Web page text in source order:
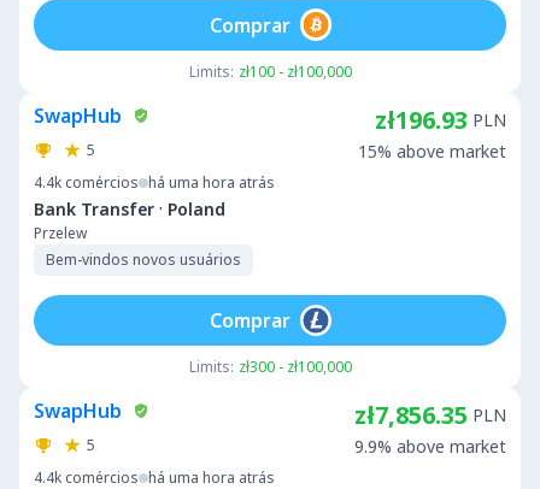
Limits: zł100 - zł100,000
Comprar
SwapHub
5
4.4k comércios há uma hora atrás
Bank Transfer · Poland
Przelew
Bem-vindos novos usuários
zł196.93 PLN
15% above market
Limits: zł300 - zł100,000
Comprar
SwapHub
5
4.4k comércios há uma hora atrás
zł7,856.35 PLN
9.9% above market